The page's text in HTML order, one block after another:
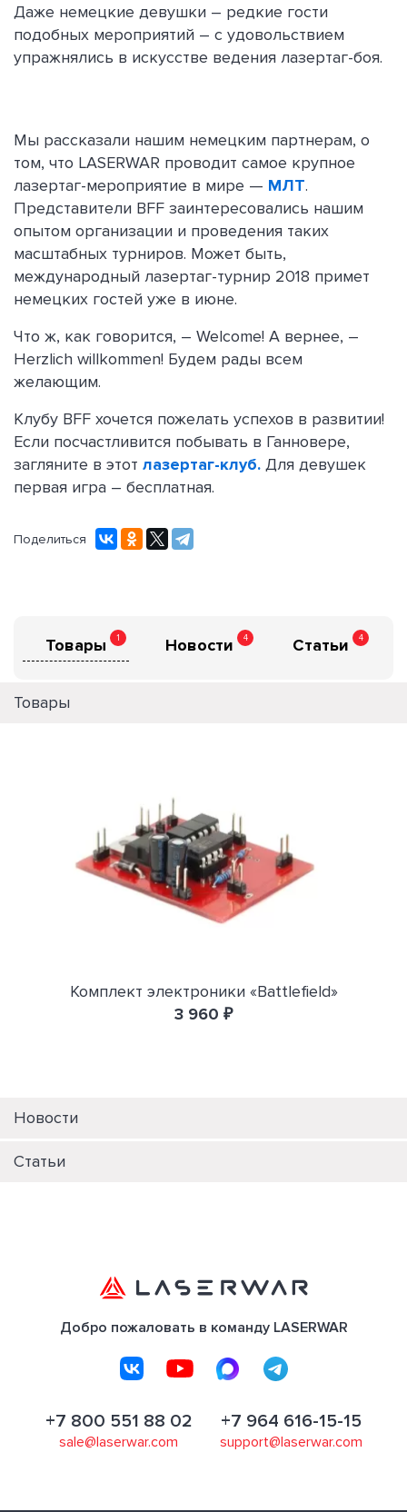
Даже немецкие девушки – редкие гости
подобных мероприятий – с удовольствием
упражнялись в искусстве ведения лазертаг-боя.
Мы рассказали нашим немецким партнерам, о
том, что LASERWAR проводит самое крупное
лазертаг-мероприятие в мире — МЛТ.
Представители BFF заинтересовались нашим
опытом организации и проведения таких
масштабных турниров. Может быть,
международный лазертаг-турнир 2018 примет
немецких гостей уже в июне.
Что ж, как говорится, – Welcome! А вернее, –
Herzlich willkommen! Будем рады всем
желающим.
Клубу BFF хочется пожелать успехов в развитии!
Если посчастливится побывать в Ганновере,
загляните в этот лазертаг-клуб. Для девушек
первая игра – бесплатная.
Поделиться
Товары 1 Новости 4 Статьи 4
Товары
Комплект электроники «Battlefield»
3 960 ₽
Новости
Статьи
Добро пожаловать в команду LASERWAR
+7 800 551 88 02
sale@laserwar.com
+7 964 616-15-15
support@laserwar.com